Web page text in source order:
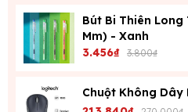
Bút Bi Thiên Long
Mm) - Xanh
3.456₫ 3.800₫
Chuột Không Dây